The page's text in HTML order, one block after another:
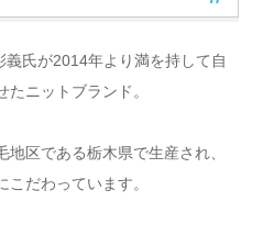
氏が2014年より満を持して自
ニットブランド。
区である栃木県で生産され、
だわっています。